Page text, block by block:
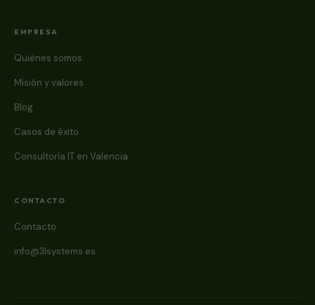
EMPRESA
Quiénes somos
Misión y valores
Blog
Casos de éxito
Consultoría IT en Valencia
CONTACTO
Contacto
info@3lsystems.es